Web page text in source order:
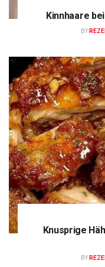
Kinnhaare
BY
Knusprige
BY